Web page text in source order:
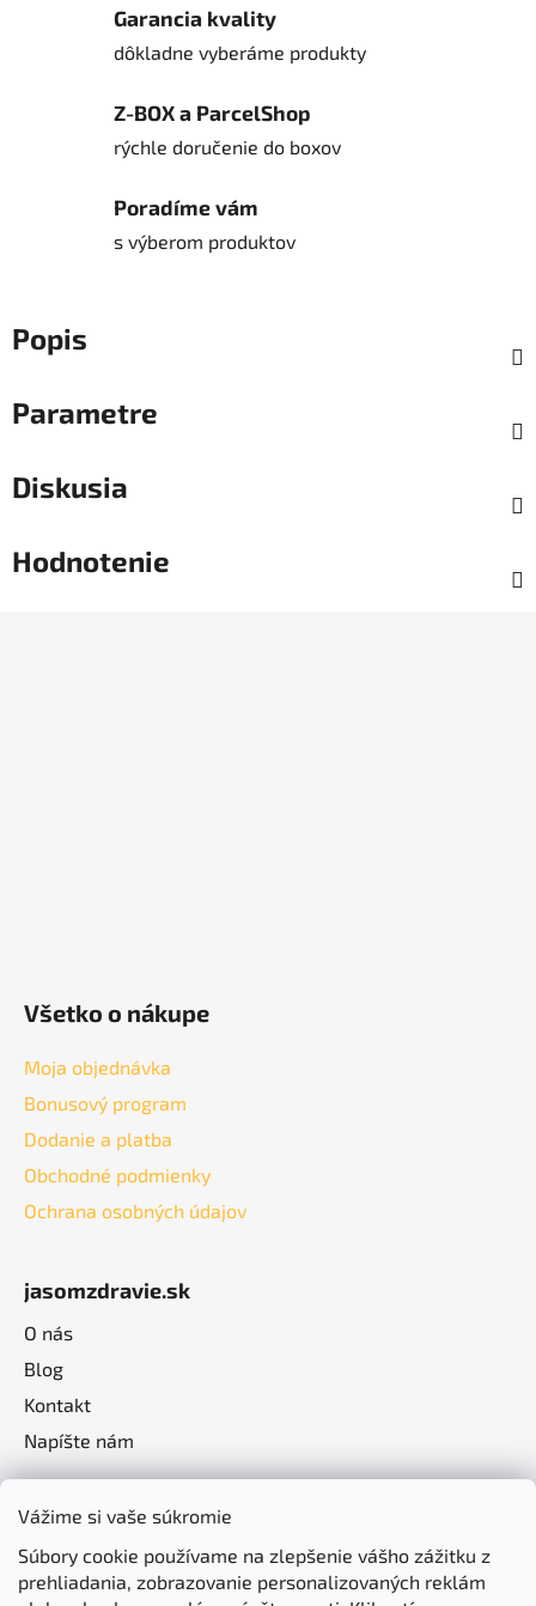
Vážime si vaše súkromie
Súbory cookie používame na zlepšenie vášho zážitku z
prehliadania, zobrazovanie personalizovaných reklám
Garancia kvality
dôkladne vyberáme produkty
Z-BOX a ParcelShop
rýchle doručenie do boxov
Poradíme vám
s výberom produktov
Popis
Parametre
Diskusia
Hodnotenie
Všetko o nákupe
Moja objednávka
Bonusový program
Dodanie a platba
Obchodné podmienky
Ochrana osobných údajov
jasomzdravie.sk
O nás
Blog
Kontakt
Napíšte nám